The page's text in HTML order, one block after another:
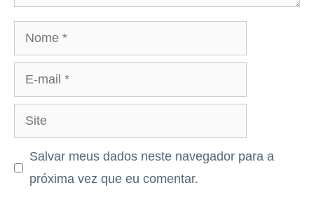
Nome
mail
Site
Salvar meus dados neste navegador para a
próxima vez que eu comentar.